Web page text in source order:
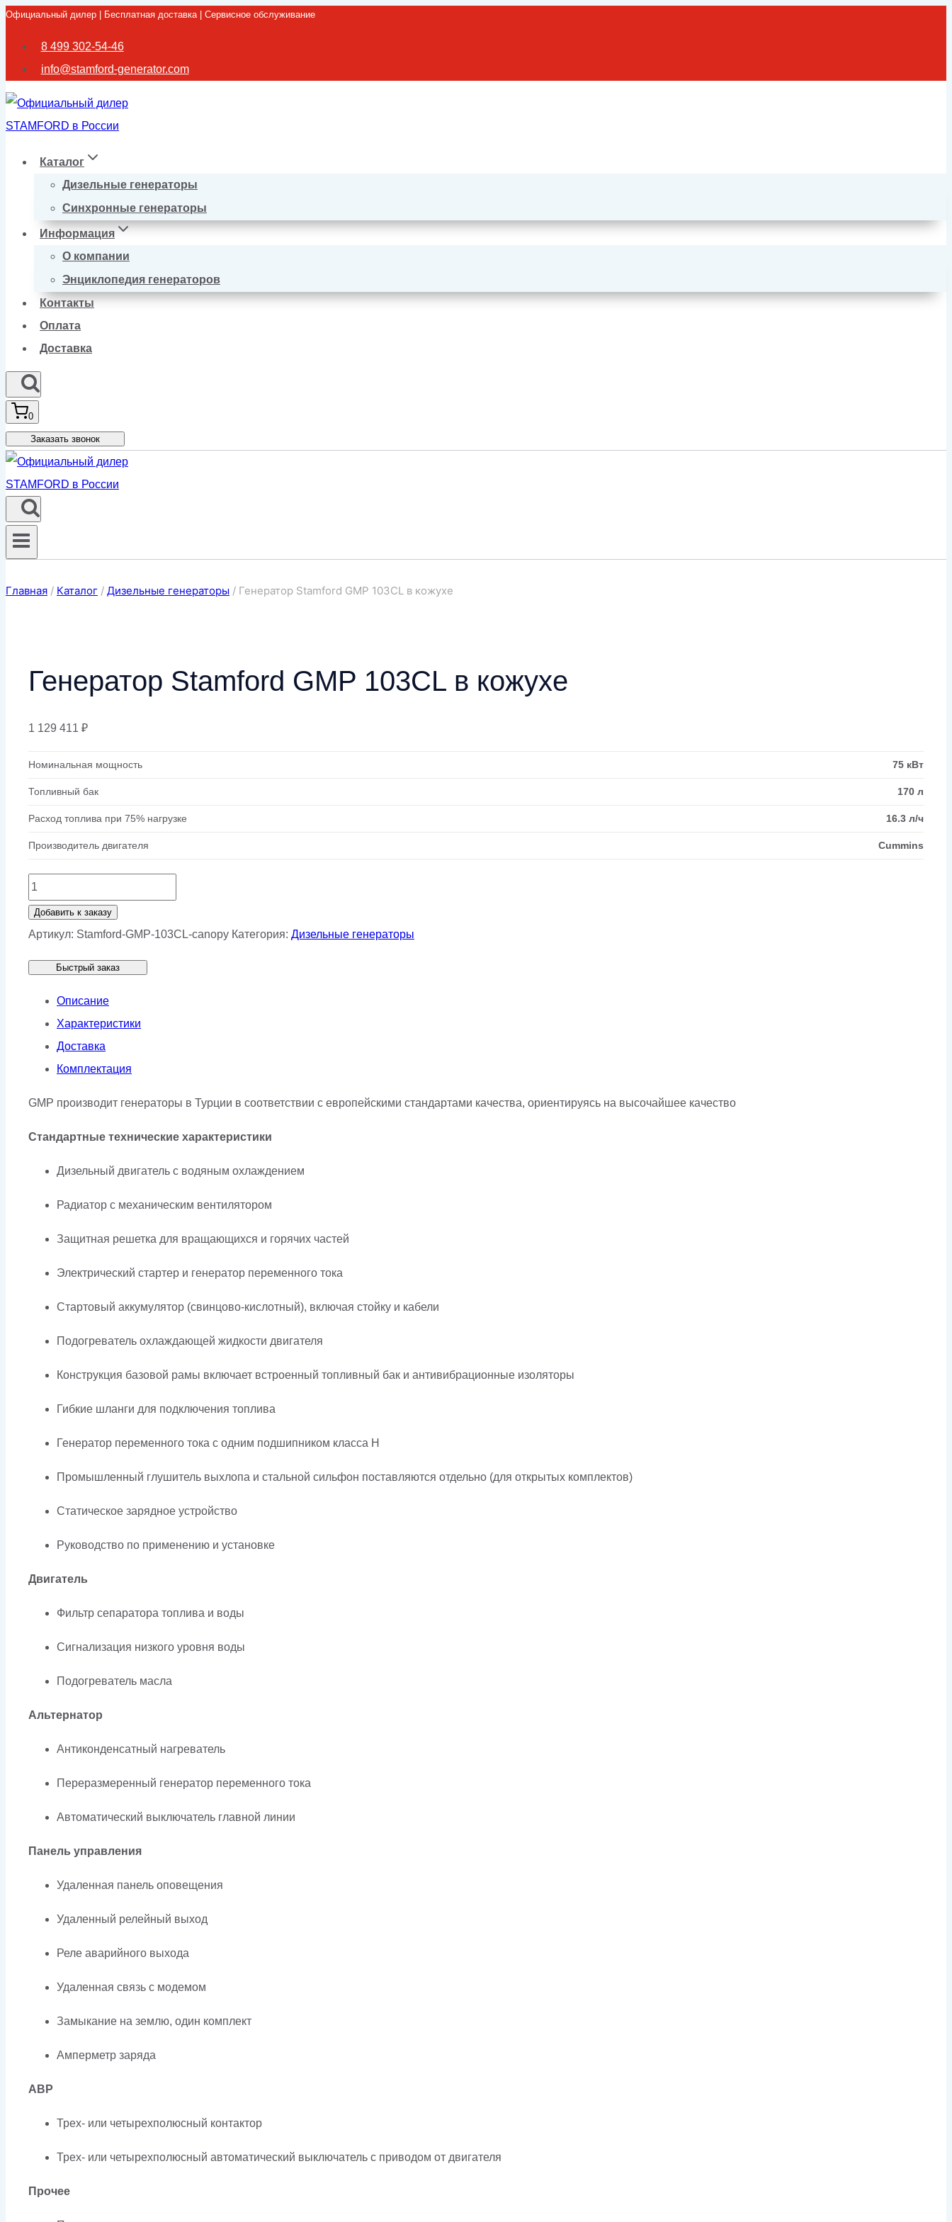
Перейти
Официальный дилер | Бесплатная доставка | Сервисное обслуживание
8 499 302-54-46
info@stamford-generator.com
Каталог
Дизельные генераторы
Синхронные генераторы
Информация
О компании
Энциклопедия генераторов
Контакты
Оплата
Доставка
0
Заказать звонок
Главная / Каталог / Дизельные генераторы / Генератор Stamford GMP 103CL в кожухе
Генератор Stamford GMP 103CL в кожухе
1 129 411 ₽
Номинальная мощность 75 кВт
Топливный бак 170 л
Расход топлива при 75% нагрузке 16.3 л/ч
Производитель двигателя Cummins
Количество
товара
Генератор
GMP
103CL
кожухе
Добавить к заказу
Артикул: Stamford-GMP-103CL-canopy Категория: Дизельные генераторы
Быстрый заказ
Описание
Характеристики
Доставка
Комплектация
GMP производит генераторы в Турции в соответствии с европейскими стандартами качества, ориентируясь на высочайшее качество
Стандартные технические характеристики
Дизельный двигатель с водяным охлаждением
Радиатор с механическим вентилятором
Защитная решетка для вращающихся и горячих частей
Электрический стартер и генератор переменного тока
Стартовый аккумулятор (свинцово-кислотный), включая стойку и кабели
Подогреватель охлаждающей жидкости двигателя
Конструкция базовой рамы включает встроенный топливный бак и антивибрационные изоляторы
Гибкие шланги для подключения топлива
Генератор переменного тока с одним подшипником класса H
Промышленный глушитель выхлопа и стальной сильфон поставляются отдельно (для открытых комплектов)
Статическое зарядное устройство
Руководство по применению и установке
Двигатель
Фильтр сепаратора топлива и воды
Сигнализация низкого уровня воды
Подогреватель масла
Альтернатор
Антиконденсатный нагреватель
Переразмеренный генератор переменного тока
Автоматический выключатель главной линии
Панель управления
Удаленная панель оповещения
Удаленный релейный выход
Реле аварийного выхода
Удаленная связь с модемом
Замыкание на землю, один комплект
Амперметр заряда
АВР
Трех- или четырехполюсный контактор
Трех- или четырехполюсный автоматический выключатель с приводом от двигателя
Прочее